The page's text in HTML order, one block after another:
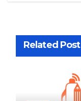
Related Post